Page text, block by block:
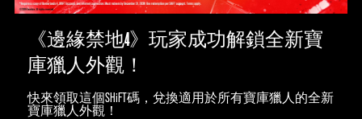
《邊緣禁地4》玩家成功解鎖全新寶
庫獵人外觀！
快來領取這個SHiFT碼，兌換適用於所有寶庫獵人的全新
寶庫獵人外觀！